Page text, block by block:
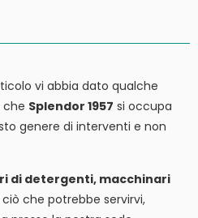
vi abbia dato qualche
che Splendor 1957 si occupa
genere di interventi e non
di detergenti, macchinari
che potrebbe servirvi,